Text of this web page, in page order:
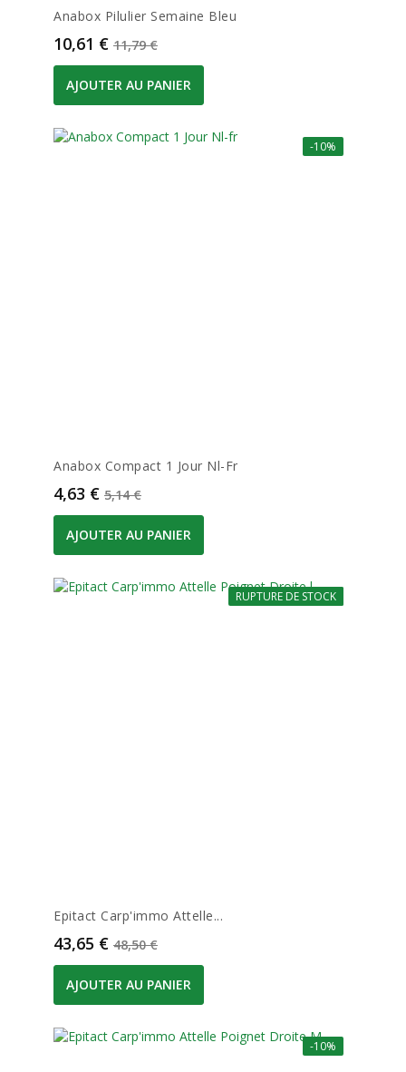
Anabox Pilulier Semaine Bleu
Prix
10,61 € Prix de base
11,79 €
AJOUTER AU PANIER
-10%
Anabox Compact 1 Jour Nl-Fr
Prix
4,63 € Prix de base
5,14 €
AJOUTER AU PANIER
-10%
RUPTURE DE STOCK
Epitact Carp'immo Attelle...
Prix
43,65 € Prix de base
48,50 €
AJOUTER AU PANIER
-10%